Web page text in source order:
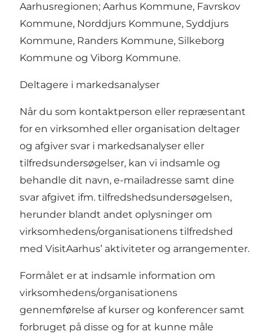
Aarhusregionen; Aarhus Kommune, Favrskov
Kommune, Norddjurs Kommune, Syddjurs
Kommune, Randers Kommune, Silkeborg
Kommune og Viborg Kommune.
Deltagere i markedsanalyser
Når du som kontaktperson eller repræsentant
for en virksomhed eller organisation deltager
og afgiver svar i markedsanalyser eller
tilfredsundersøgelser, kan vi indsamle og
behandle dit navn, e-mailadresse samt dine
svar afgivet ifm. tilfredshedsundersøgelsen,
herunder blandt andet oplysninger om
virksomhedens/organisationens tilfredshed
med VisitAarhus’ aktiviteter og arrangementer.
Formålet er at indsamle information om
virksomhedens/organisationens
gennemførelse af kurser og konferencer samt
forbruget på disse og for at kunne måle